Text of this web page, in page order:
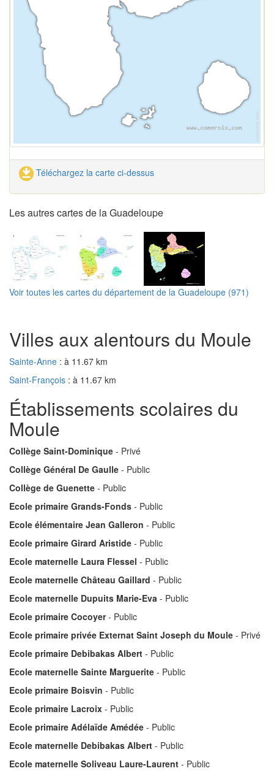
Téléchargez la carte ci-dessus
Les autres cartes de la Guadeloupe
Voir toutes les cartes du département de la Guadeloupe (971)
Villes aux alentours du Moule
Sainte-Anne : à 11.67 km
Saint-François : à 11.67 km
Établissements scolaires du
Moule
Collège Saint-Dominique - Privé
Collège Général De Gaulle - Public
Collège de Guenette - Public
Ecole primaire Grands-Fonds - Public
Ecole élémentaire Jean Galleron - Public
Ecole primaire Girard Aristide - Public
Ecole maternelle Laura Flessel - Public
Ecole maternelle Château Gaillard - Public
Ecole maternelle Dupuits Marie-Eva - Public
Ecole primaire Cocoyer- Public
Ecole primaire privée Externat Saint Joseph du Moule - Privé
Ecole primaire Debibakas Albert - Public
Ecole maternelle Sainte Marguerite - Public
Ecole primaire Boisvin - Public
Ecole primaire Lacroix - Public
Ecole primaire Adélaïde Amédée - Public
Ecole maternelle Debibakas Albert - Public
Ecole maternelle Soliveau Laure-Laurent - Public